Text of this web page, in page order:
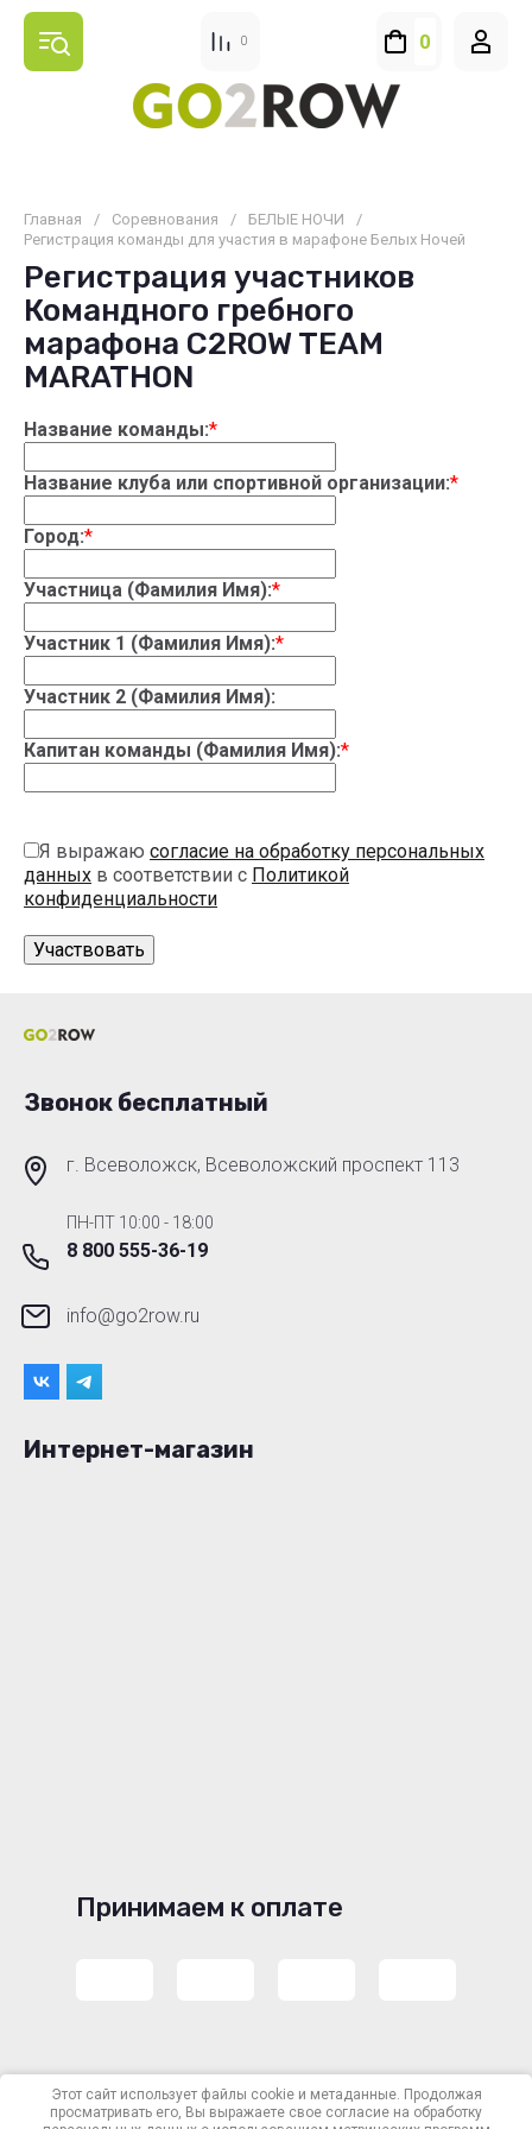
0 0
Главная / Соревнования / БЕЛЫЕ НОЧИ
/
Регистрация команды для участия в марафоне Белых Ночей
Регистрация участников
Командного гребного
марафона C2ROW TEAM
MARATHON
Название команды:*
Название клуба или спортивной организации:*
Город:*
Участница (Фамилия Имя):*
Участник 1 (Фамилия Имя):*
Участник 2 (Фамилия Имя):
Капитан команды (Фамилия Имя):*
Я выражаю согласие на обработку персональных
данных в соответствии с Политикой
конфиденциальности
Звонок бесплатный
г. Всеволожск, Всеволожский проспект 113
ПН-ПТ 10:00 - 18:00
8 800 555-36-19
info@go2row.ru
Интернет-магазин
Принимаем к оплате
Copyright © 2016 - 2026
Политика конфиденциальности
Этот сайт использует файлы cookie и метаданные. Продолжая
просматривать его, Вы выражаете свое согласие на обработку